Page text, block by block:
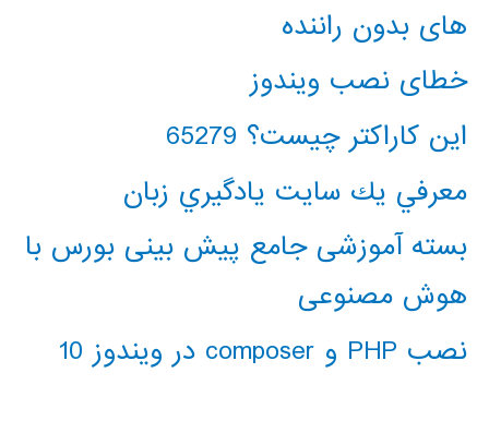
های بدون راننده
خطای نصب ویندوز
این کاراکتر چیست؟ 65279
معرفي يك سايت يادگيري زبان
بسته آموزشی جامع پیش بینی بورس با
هوش مصنوعی
نصب PHP و composer در ویندوز 10